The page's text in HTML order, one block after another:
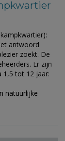
antwoord
zoekt. De
Er zijn
1,5 tot 12 jaar:
natuurlijke